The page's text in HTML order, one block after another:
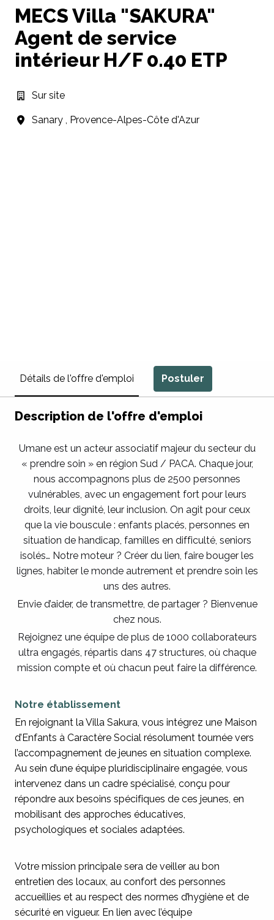
MECS Villa "SAKURA"
Agent de service
intérieur H/F 0.40 ETP
Sur site
Sanary , Provence-Alpes-Côte d'Azur
Détails de l'offre d'emploi Postuler
Description de l'offre d'emploi
Umane est un acteur associatif majeur du secteur du
« prendre soin » en région Sud / PACA. Chaque jour,
nous accompagnons plus de 2500 personnes
vulnérables, avec un engagement fort pour leurs
droits, leur dignité, leur inclusion. On agit pour ceux
que la vie bouscule : enfants placés, personnes en
situation de handicap, familles en difficulté, seniors
isolés… Notre moteur ? Créer du lien, faire bouger les
lignes, habiter le monde autrement et prendre soin les
uns des autres.
Envie d’aider, de transmettre, de partager ? Bienvenue
chez nous.
Rejoignez une équipe de plus de 1000 collaborateurs
ultra engagés, répartis dans 47 structures, où chaque
mission compte et où chacun peut faire la différence.
Notre établissement
En rejoignant la Villa Sakura, vous intégrez une Maison
d’Enfants à Caractère Social résolument tournée vers
l’accompagnement de jeunes en situation complexe.
Au sein d’une équipe pluridisciplinaire engagée, vous
intervenez dans un cadre spécialisé, conçu pour
répondre aux besoins spécifiques de ces jeunes, en
mobilisant des approches éducatives,
psychologiques et sociales adaptées.
Votre mission principale sera de veiller au bon
entretien des locaux, au confort des personnes
accueillies et au respect des normes d’hygiène et de
sécurité en vigueur. En lien avec l’équipe